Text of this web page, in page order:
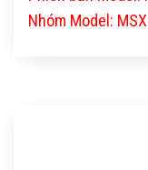
Nhóm Model: MSX